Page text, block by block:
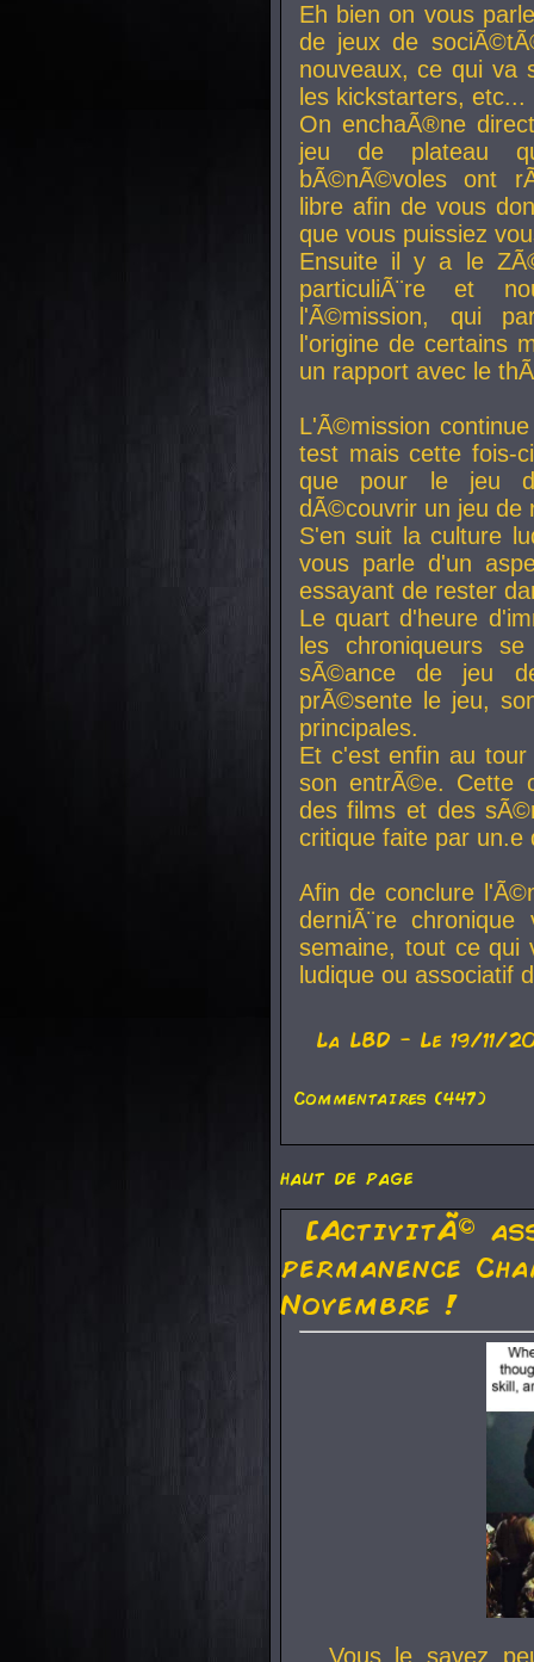
Eh bien on vous
de jeux de
nouveaux, ce qui va
les kickstarters, etc...
On enchaÃ®ne
jeu de plateau
bÃ©nÃ©voles ont
libre afin de vous
que vous puissiez
Ensuite il y a le
particuliÃ¨re et
l'Ã©mission, qui
l'origine de certains
un rapport avec le
L'Ã©mission
test mais cette fois-
que pour le jeu
dÃ©couvrir un jeu de
S'en suit la culture
vous parle d'un
essayant de rester
Le quart d'heure
les chroniqueurs
sÃ©ance de jeu
prÃ©sente le jeu,
principales.
Et c'est enfin au
son entrÃ©e. Cette
des films et des
critique faite par
Afin de conclure
derniÃ¨re
semaine, tout ce qui
ludique ou associatif
La LBD - Le 19/11/
Commentaires (447)
haut de page
[ActivitÃ©
permanence
Novembre !
Vous le savez